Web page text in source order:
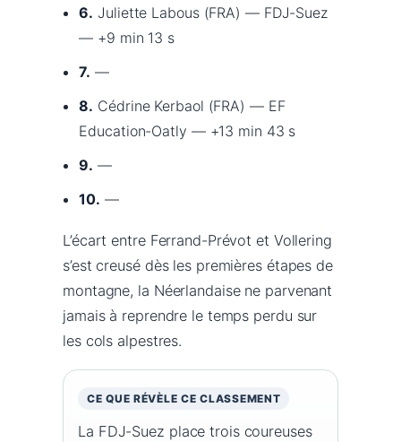
6. Juliette Labous (FRA) — FDJ-Suez
— +9 min 13 s
7. —
8. Cédrine Kerbaol (FRA) — EF
Education-Oatly — +13 min 43 s
9. —
10. —
L’écart entre Ferrand-Prévot et Vollering
s’est creusé dès les premières étapes de
montagne, la Néerlandaise ne parvenant
jamais à reprendre le temps perdu sur
les cols alpestres.
CE QUE RÉVÈLE CE CLASSEMENT
La FDJ-Suez place trois coureuses